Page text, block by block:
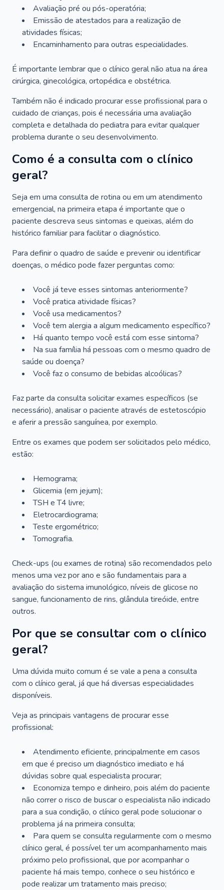
Avaliação pré ou pós-operatória;
Emissão de atestados para a realização de
atividades físicas;
Encaminhamento para outras especialidades.
É importante lembrar que o clínico geral não atua na área
cirúrgica, ginecológica, ortopédica e obstétrica.
Também não é indicado procurar esse profissional para o
cuidado de crianças, pois é necessária uma avaliação
completa e detalhada do pediatra para evitar qualquer
problema durante o seu desenvolvimento.
Como é a consulta com o clínico
geral?
Seja em uma consulta de rotina ou em um atendimento
emergencial, na primeira etapa é importante que o
paciente descreva seus sintomas e queixas, além do
histórico familiar para facilitar o diagnóstico.
Para definir o quadro de saúde e prevenir ou identificar
doenças, o médico pode fazer perguntas como:
Você já teve esses sintomas anteriormente?
Você pratica atividade físicas?
Você usa medicamentos?
Você tem alergia a algum medicamento específico?
Há quanto tempo você está com esse sintoma?
Na sua família há pessoas com o mesmo quadro de
saúde ou doença?
Você faz o consumo de bebidas alcoólicas?
Faz parte da consulta solicitar exames específicos (se
necessário), analisar o paciente através de estetoscópio
e aferir a pressão sanguínea, por exemplo.
Entre os exames que podem ser solicitados pelo médico,
estão:
Hemograma;
Glicemia (em jejum);
TSH e T4 livre;
Eletrocardiograma;
Teste ergométrico;
Tomografia.
Check-ups (ou exames de rotina) são recomendados pelo
menos uma vez por ano e são fundamentais para a
avaliação do sistema imunológico, níveis de glicose no
sangue, funcionamento de rins, glândula tireóide, entre
outros.
Por que se consultar com o clínico
geral?
Uma dúvida muito comum é se vale a pena a consulta
com o clínico geral, já que há diversas especialidades
disponíveis.
Veja as principais vantagens de procurar esse
profissional:
Atendimento eficiente, principalmente em casos
em que é preciso um diagnóstico imediato e há
dúvidas sobre qual especialista procurar;
Economiza tempo e dinheiro, pois além do paciente
não correr o risco de buscar o especialista não indicado
para a sua condição, o clínico geral pode solucionar o
problema já na primeira consulta;
Para quem se consulta regularmente com o mesmo
clínico geral, é possível ter um acompanhamento mais
próximo pelo profissional, que por acompanhar o
paciente há mais tempo, conhece o seu histórico e
pode realizar um tratamento mais preciso;